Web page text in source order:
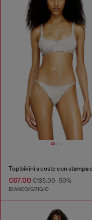
€67.00 €135.00-50%
BIANCO/GRIGIO